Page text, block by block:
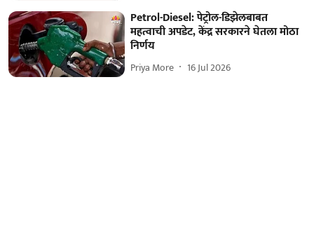
Petrol-Diesel: पेट्रोल-डिझेलबाबत
महत्वाची अपडेट, केंद्र सरकारने घेतला मोठा
निर्णय
Priya More 16 Jul 2026